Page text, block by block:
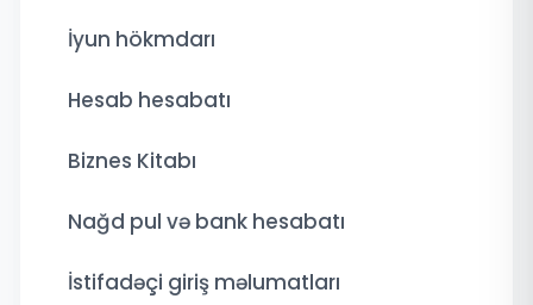
İyun hökmdarı
Hesab hesabatı
Biznes Kitabı
Nağd pul və bank hesabatı
İstifadəçi giriş məlumatları